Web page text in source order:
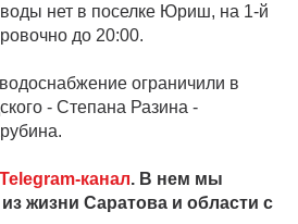
нет в поселке Юриш, на 1-й
до 20:00.
ограничили в
- Степана Разина -
Telegram-канал. В нем мы
жизни Саратова и области с